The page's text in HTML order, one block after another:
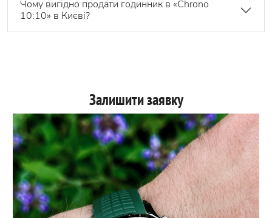
Чому вигідно продати годинник в «Chrono
10:10» в Києві?
Залишити заявку